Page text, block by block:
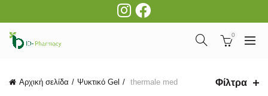
0
Αρχική σελίδα Ψυκτικό Gel thermale med Φίλτρα